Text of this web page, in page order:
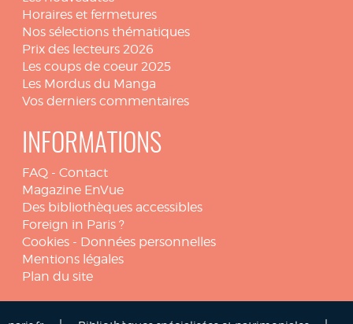
Horaires et fermetures
Nos sélections thématiques
Prix des lecteurs 2026
Les coups de coeur 2025
Les Mordus du Manga
Vos derniers commentaires
INFORMATIONS
FAQ - Contact
Magazine EnVue
Des bibliothèques accessibles
Foreign in Paris ?
Cookies - Données personnelles
Mentions légales
Plan du site